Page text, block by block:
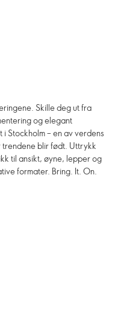
Skille deg ut fra
og elegant
Stockholm – en av verdens
blir født. Uttrykk
til ansikt, øyne, lepper og
formater. Bring. It. On.